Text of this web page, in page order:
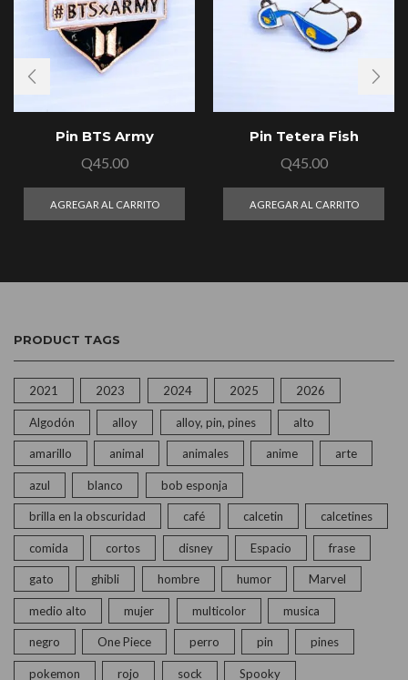
Pin BTS Army
Q45.00
AGREGAR AL CARRITO
Pin Tetera Fish
Q45.00
AGREGAR AL CARRITO
PRODUCT TAGS
2021 2023 2024 2025 2026
Algodón alloy alloy, pin, pines alto
amarillo animal animales anime arte
azul blanco bob esponja
brilla en la obscuridad café calcetin calcetines
comida cortos disney Espacio frase
gato ghibli hombre humor Marvel
medio alto mujer multicolor musica
negro One Piece perro pin pines
pokemon rojo sock Spooky